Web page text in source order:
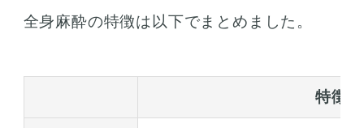
全身麻酔の特徴は以下でまとめました。
特徴